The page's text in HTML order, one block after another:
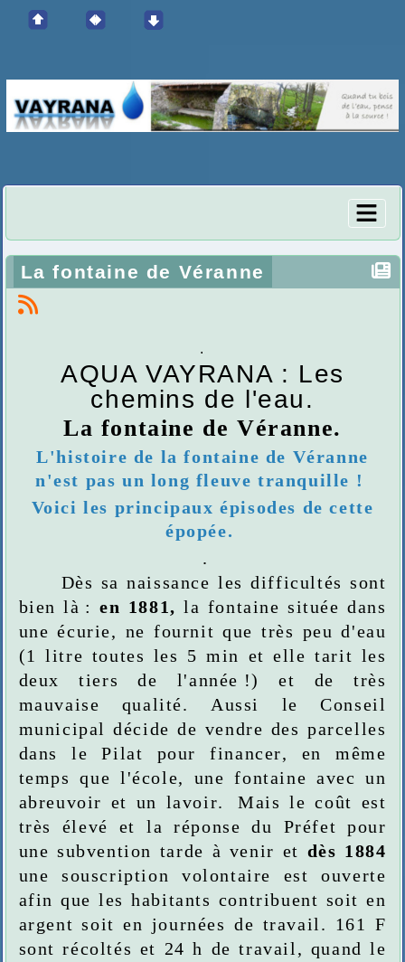
La fontaine de Véranne
.
AQUA VAYRANA : Les
chemins de l'eau.
La fontaine de Véranne.
L'histoire de la fontaine de Véranne
n'est pas un long fleuve tranquille !
Voici les principaux épisodes de cette
épopée.
.
Dès sa naissance les difficultés sont
bien là :en 1881,la fontaine située dans
uneécurie, ne fournit que très peu d'eau
(1 litre toutes les 5 min et elle tarit les
deux tiers de l'année !) et de très
mauvaise qualité. Aussi le Conseil
municipal décide de vendre des parcelles
dans le Pilat pour financer, en même
temps que l'école, une fontaine avec un
abreuvoir et un lavoir. Mais le coût est
très élevé et la réponse du Préfetpour
une subvention tarde à venir et dès 1884
une souscription volontaire est ouverte
afin que les habitants contribuent soit en
argent soit en journées de travail. 161 F
sont récoltés et 24 h de travail, quand le